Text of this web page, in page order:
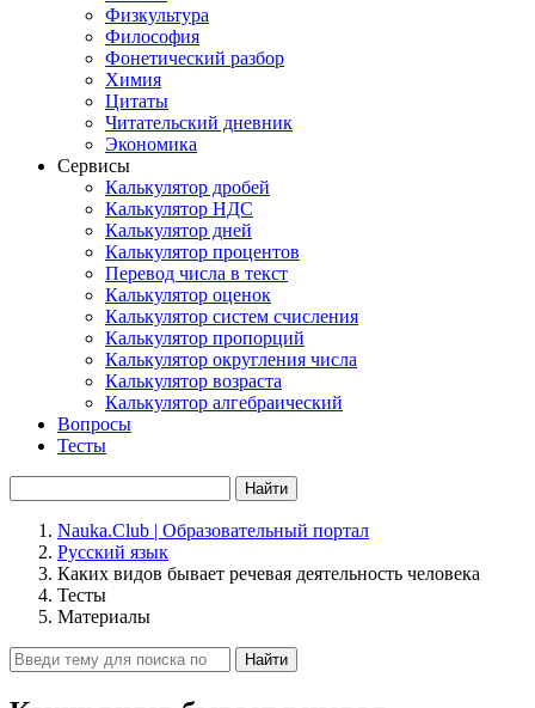
Физкультура
Философия
Фонетический разбор
Химия
Цитаты
Читательский дневник
Экономика
Сервисы
Калькулятор дробей
Калькулятор НДС
Калькулятор дней
Калькулятор процентов
Перевод числа в текст
Калькулятор оценок
Калькулятор систем счисления
Калькулятор пропорций
Калькулятор округления числа
Калькулятор возраста
Калькулятор алгебраический
Вопросы
Тесты
Найти
Nauka.Club | Образовательный портал
Русский язык
Каких видов бывает речевая деятельность человека
Тесты
Материалы
Найти